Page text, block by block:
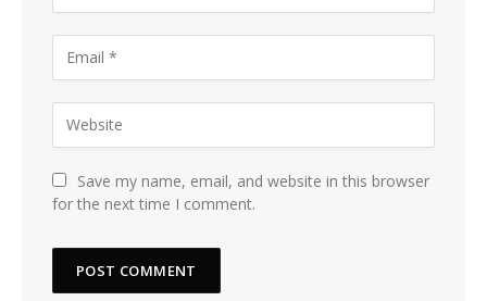
Save my name, email, and website in this browser
for the next time I comment.